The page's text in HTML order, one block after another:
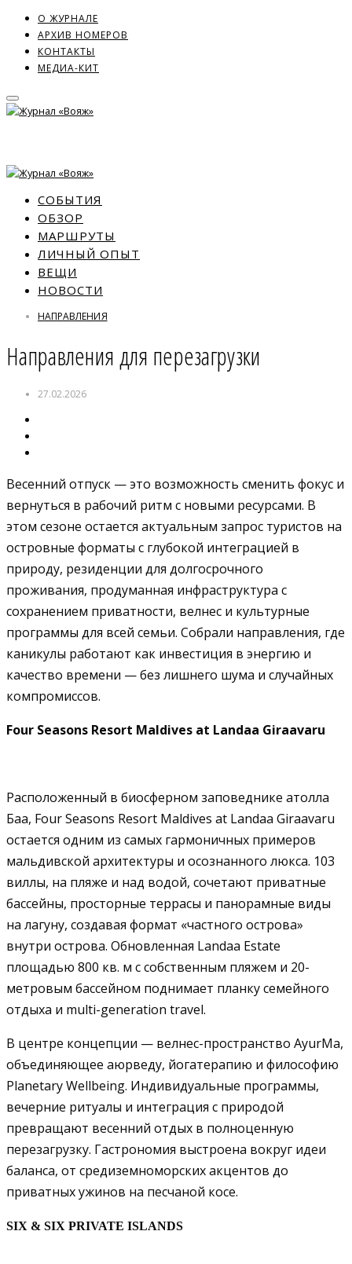
О ЖУРНАЛЕ
АРХИВ НОМЕРОВ
КОНТАКТЫ
МЕДИА-КИТ
СОБЫТИЯ
ОБЗОР
МАРШРУТЫ
ЛИЧНЫЙ ОПЫТ
ВЕЩИ
НОВОСТИ
НАПРАВЛЕНИЯ
Направления для перезагрузки
27.02.2026
Весенний отпуск — это возможность сменить фокус и
вернуться в рабочий ритм с новыми ресурсами. В
этом сезоне остается актуальным запрос туристов на
островные форматы с глубокой интеграцией в
природу, резиденции для долгосрочного
проживания, продуманная инфраструктура с
сохранением приватности, велнес и культурные
программы для всей семьи. Собрали направления, где
каникулы работают как инвестиция в энергию и
качество времени — без лишнего шума и случайных
компромиссов.
Four Seasons Resort Maldives at Landaa Giraavaru
Расположенный в биосферном заповеднике атолла
Баа, Four Seasons Resort Maldives at Landaa Giraavaru
остается одним из самых гармоничных примеров
мальдивской архитектуры и осознанного люкса. 103
виллы, на пляже и над водой, сочетают приватные
бассейны, просторные террасы и панорамные виды
на лагуну, создавая формат «частного острова»
внутри острова. Обновленная Landaa Estate
площадью 800 кв. м с собственным пляжем и 20-
метровым бассейном поднимает планку семейного
отдыха и multi-generation travel.
В центре концепции — велнес-пространство AyurMa,
объединяющее аюрведу, йогатерапию и философию
Planetary Wellbeing. Индивидуальные программы,
вечерние ритуалы и интеграция с природой
превращают весенний отдых в полноценную
перезагрузку. Гастрономия выстроена вокруг идеи
баланса, от средиземноморских акцентов до
приватных ужинов на песчаной косе.
SIX & SIX PRIVATE ISLANDS